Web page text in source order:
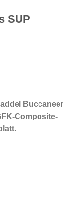
SUP
Buccaneer
Composite-